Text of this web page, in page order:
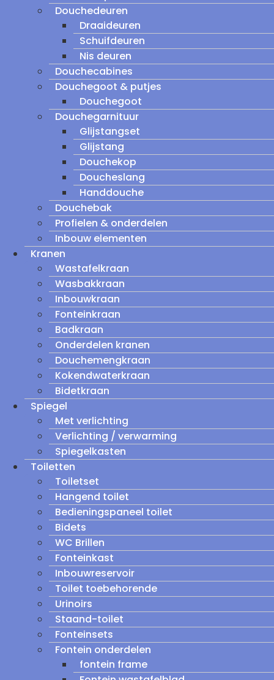
Douchedeuren
Draaideuren
Schuifdeuren
Nis deuren
Douchecabines
Douchegoot & putjes
Douchegoot
Douchegarnituur
Glijstangset
Glijstang
Douchekop
Doucheslang
Handdouche
Douchebak
Profielen & onderdelen
Inbouw elementen
Kranen
Wastafelkraan
Wasbakkraan
Inbouwkraan
Fonteinkraan
Badkraan
Onderdelen kranen
Douchemengkraan
Kokendwaterkraan
Bidetkraan
Spiegel
Met verlichting
Verlichting / verwarming
Spiegelkasten
Toiletten
Toiletset
Hangend toilet
Bedieningspaneel toilet
Bidets
WC Brillen
Fonteinkast
Inbouwreservoir
Toilet toebehorende
Urinoirs
Staand-toilet
Fonteinsets
Fontein onderdelen
fontein frame